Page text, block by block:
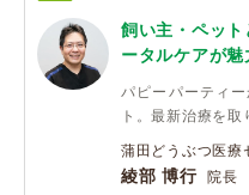
飼い主・ペット
ータルケアが魅
パピーパーティ
ト。最新治療を取
蒲田どうぶつ医療
綾部 博行 院長